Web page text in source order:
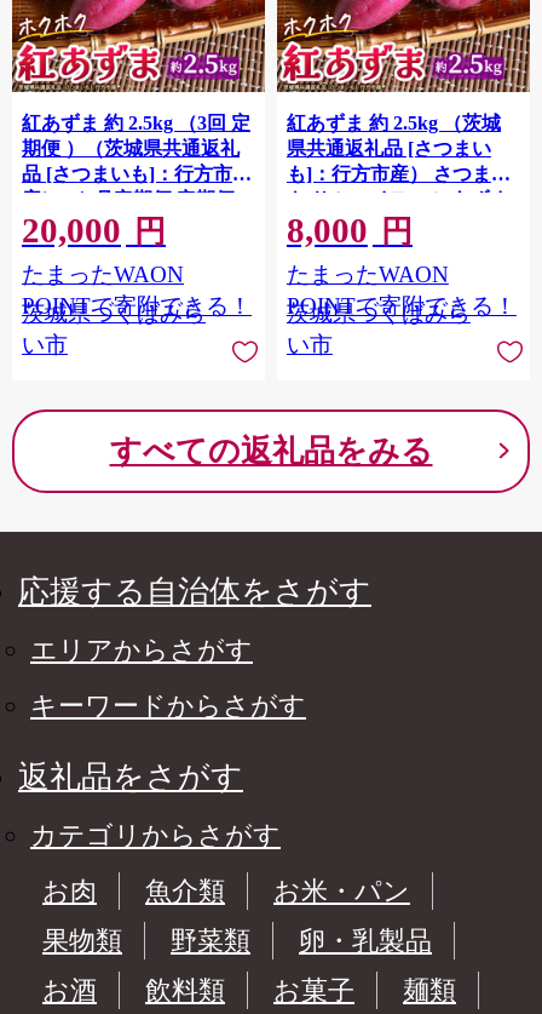
紅あずま 約 2.5kg （3回 定
期便 ）（茨城県共通返礼
品 [さつまいも]：行方市
産） 3か月定期便 定期便
さつまいも サツマイモ べ
にあずま 芋 いも 野菜 根菜
茨城県産 お取り寄せ 野菜
根菜 いも [FC87-NT]
20,000 円
たまったWAON
POINTで寄附できる！
茨城県つくばみら
い市
紅あずま 約 2.5kg （茨城
県共通返礼品 [さつまい
も]：行方市産） さつまい
も サツマイモ べにあずま
芋 いも 野菜 根菜 茨城県産
お取り寄せ 野菜 根菜 いも
[FC86-NT]
8,000 円
たまったWAON
POINTで寄附できる！
茨城県つくばみら
い市
すべての返礼品をみる
応援する自治体をさがす
エリアからさがす
キーワードからさがす
返礼品をさがす
カテゴリからさがす
お肉
魚介類
お米・パン
果物類
野菜類
卵・乳製品
お酒
飲料類 お菓子
麺類